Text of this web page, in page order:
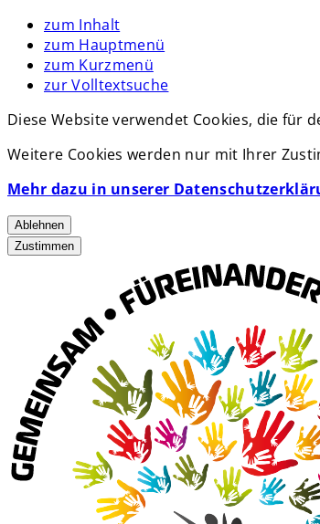
zum Inhalt
zum Hauptmenü
zum Kurzmenü
zur Volltextsuche
Diese Website verwendet Cookies, die für
Weitere Cookies werden nur mit Ihrer
Mehr dazu in unserer
Ablehnen
Zustimmen